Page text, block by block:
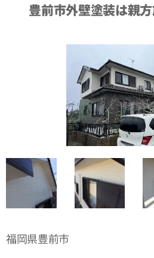
豊前市外壁塗装は親
福岡県豊前市